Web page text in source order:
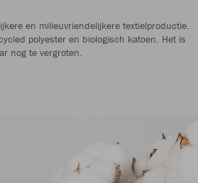
en milieuvriendelijkere textielproductie.
polyester en biologisch katoen. Het is
nog te vergroten.